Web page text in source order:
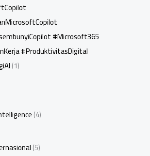
#Microsoft365
#ProduktivitasDigital
(1)
(4)
(5)